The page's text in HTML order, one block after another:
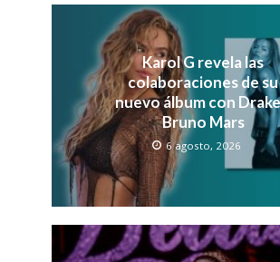
Karol G revela las
colaboraciones de su
nuevo álbum con
Bruno Mars
6 agosto, 2026